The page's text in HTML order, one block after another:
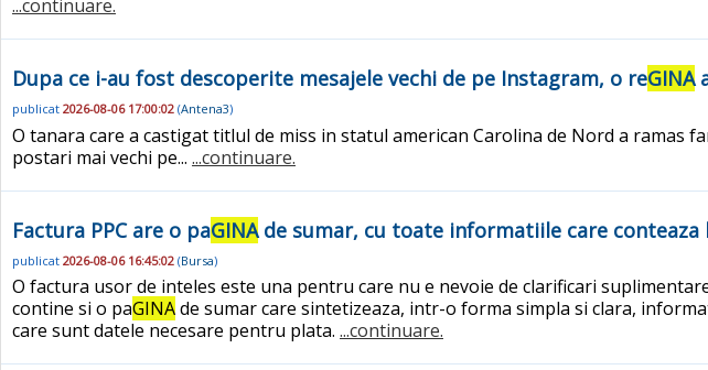
...continuare.
Dupa ce i-au fost descoperite mesajele vechi de pe Instagram, o reGINA
publicat 2026-08-06 17:00:02 (Antena3)
O tanara care a castigat titlul de miss in statul american Carolina de Nord a
postari mai vechi pe... ...continuare.
Factura PPC are o paGINAde sumar, cu toate informatiile care conteaza
publicat 2026-08-06 16:45:02 (Bursa)
O factura usor de inteles este una pentru care nu e nevoie de clarificari
contine si o paGINAde sumar care sintetizeaza, intr-o forma simpla si clara,
care sunt datele necesare pentru plata. ...continuare.